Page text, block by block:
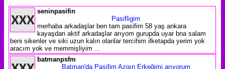
seninpasifin
Pasifligim
merhaba arkadaşlar ben tam pasifim 58 yaş ankara
kayaşdan aktif arkadaşlar arıyom gurupda uyar bna salam
beni sikenler ve siki uzun kalın olanlar tercihim ilketapda yerim yok
aracım yok ve memmişliyim ...
batmanpsfm
Batman'da Pasifim Azgın Erkeğimi arıyorum